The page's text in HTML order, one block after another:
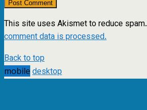
This site uses Akismet to reduce spam.
comment data is processed.
Back to top
mobile desktop